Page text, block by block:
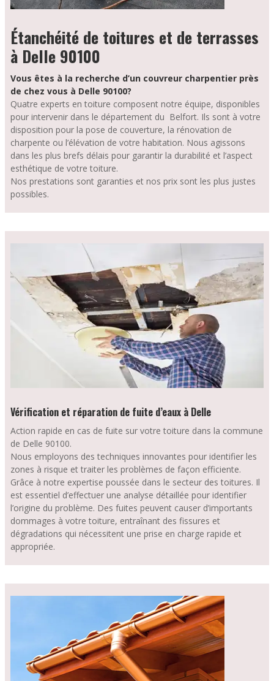
Étanchéité de toitures et de terrasses
à Delle 90100
Vous êtes à la recherche d’un couvreur charpentier près
de chez vous à Delle 90100?
Quatre experts en toiture composent notre équipe, disponibles
pour intervenir dans le département du Belfort. Ils sont à votre
disposition pour la pose de couverture, la rénovation de
charpente ou l’élévation de votre habitation. Nous agissons
dans les plus brefs délais pour garantir la durabilité et l’aspect
esthétique de votre toiture.
Nos prestations sont garanties et nos prix sont les plus justes
possibles.
Vérification et réparation de fuite d’eaux à Delle
Action rapide en cas de fuite sur votre toiture dans la commune
de Delle 90100.
Nous employons des techniques innovantes pour identifier les
zones à risque et traiter les problèmes de façon efficiente.
Grâce à notre expertise poussée dans le secteur des toitures. Il
est essentiel d’effectuer une analyse détaillée pour identifier
l’origine du problème. Des fuites peuvent causer d’importants
dommages à votre toiture, entraînant des fissures et
dégradations qui nécessitent une prise en charge rapide et
appropriée.